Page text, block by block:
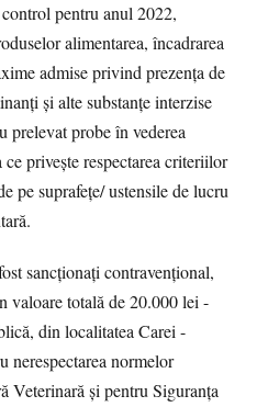
pentru anul 2022,
alimentarea, încadrarea
admise privind prezența de
și alte substanțe interzise
prelevat probe în vederea
privește respectarea criteriilor
pe suprafețe/ ustensile de lucru
sancționați contravențional,
valoare totală de 20.000 lei -
din localitatea Carei -
nerespectarea normelor
Veterinară și pentru Siguranța